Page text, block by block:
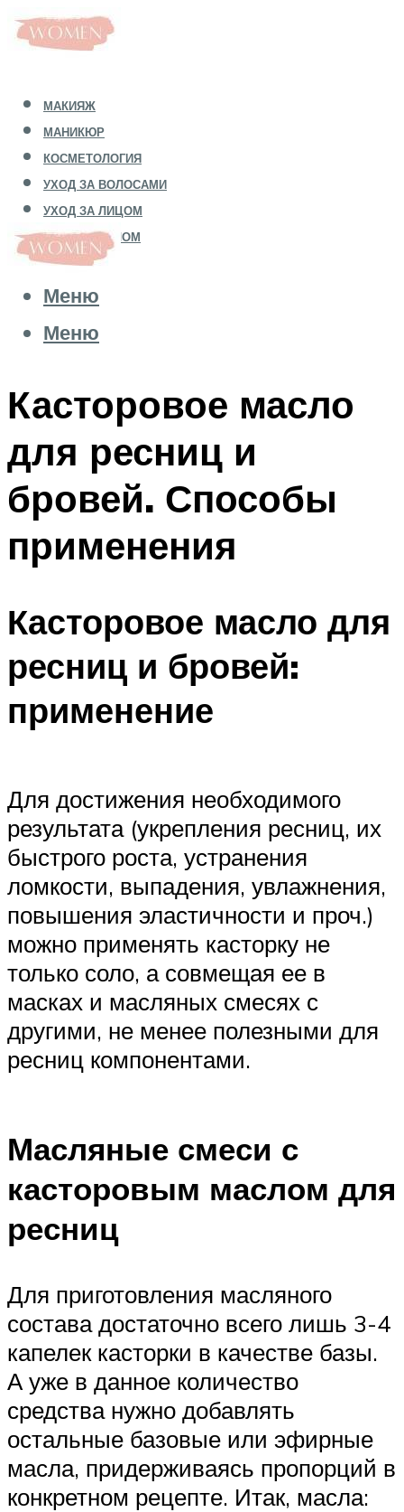
МАКИЯЖ
МАНИКЮР
КОСМЕТОЛОГИЯ
УХОД ЗА ВОЛОСАМИ
УХОД ЗА ЛИЦОМ
УХОД ЗА ТЕЛОМ
Меню
Меню
Касторовое масло
для ресниц и
бровей. Способы
применения
Касторовое масло для
ресниц и бровей:
применение
Для достижения необходимого
результата (укрепления ресниц, их
быстрого роста, устранения
ломкости, выпадения, увлажнения,
повышения эластичности и проч.)
можно применять касторку не
только соло, а совмещая ее в
масках и масляных смесях с
другими, не менее полезными для
ресниц компонентами.
Масляные смеси с
касторовым маслом для
ресниц
Для приготовления масляного
состава достаточно всего лишь 3-4
капелек касторки в качестве базы.
А уже в данное количество
средства нужно добавлять
остальные базовые или эфирные
масла, придерживаясь пропорций в
конкретном рецепте. Итак, масла: